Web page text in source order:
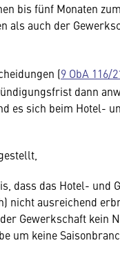
bis fünf Monaten
als auch der
(9 ObA 116/
dann
es sich beim Hotel-
dass das Hotel- und
nicht ausreichend
Gewerkschaft kein
um keine